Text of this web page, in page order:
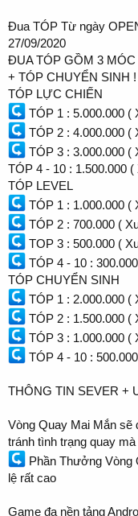
Đua TÓP Từ ngày
27/09/2020
ĐUA TÓP GỒM 3
+ TÓP CHUYỂN SINH !
TÓP LỰC CHIẾN
TÓP 1 : 5.000.000 (
TÓP 2 : 4.000.000 (
TÓP 3 : 3.000.000 (
TÓP 4 - 10 : 1.500.000
TÓP LEVEL
TÓP 1 : 1.000.000 (
TÓP 2 : 700.000 (
TOP 3 : 500.000 (
TÓP 4 - 10 :
TÓP CHUYỂN SINH
TÓP 1 : 2.000.000 (
TÓP 2 : 1.500.000 (
TÓP 3 : 1.000.000 (
TÓP 4 - 10 :
THÔNG TIN SEVER +
Vòng Quay Mai Mắn
tránh tình trạng quay
Phần Thưởng Vòng
lệ rất cao
Game đa nền tảng